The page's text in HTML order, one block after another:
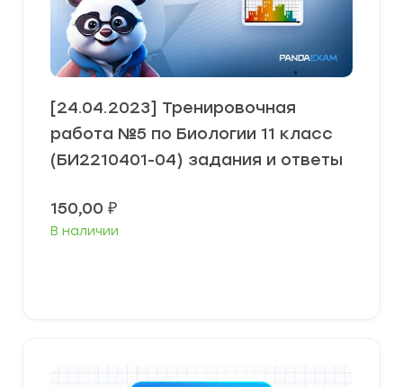
[24.04.2023] Тренировочная
работа №5 по Биологии 11 класс
(БИ2210401-04) задания и ответы
150,00 ₽
В наличии